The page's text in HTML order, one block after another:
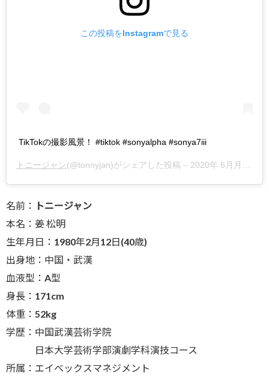
この投稿をInstagramで見る
TikTokの撮影風景！ #tiktok #sonyalpha #sonya7iii
トニージャン(@tonnyjan)がシェアした投稿 – 2020年 6月月25日午後9時43分PDT
名前： トニージャン
本名：姜 松明
生年月日：1980年2月12日(40歳)
出身地：中国・武漢
血液型：A型
身長：171cm
体重：52kg
学歴：中国武漢芸術学院
日本大学芸術学部演劇学科演技コース
所属：エイベックスマネジメント